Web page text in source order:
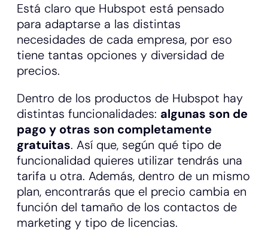
Está claro que Hubspot está pensado
para adaptarse a las distintas
necesidades de cada empresa, por eso
tiene tantas opciones y diversidad de
precios.
Dentro de los productos de Hubspot hay
distintas funcionalidades: algunas son de
pago y otras son completamente
gratuitas. Así que, según qué tipo de
funcionalidad quieres utilizar tendrás una
tarifa u otra. Además, dentro de un mismo
plan, encontrarás que el precio cambia en
función del tamaño de los contactos de
marketing y tipo de licencias.